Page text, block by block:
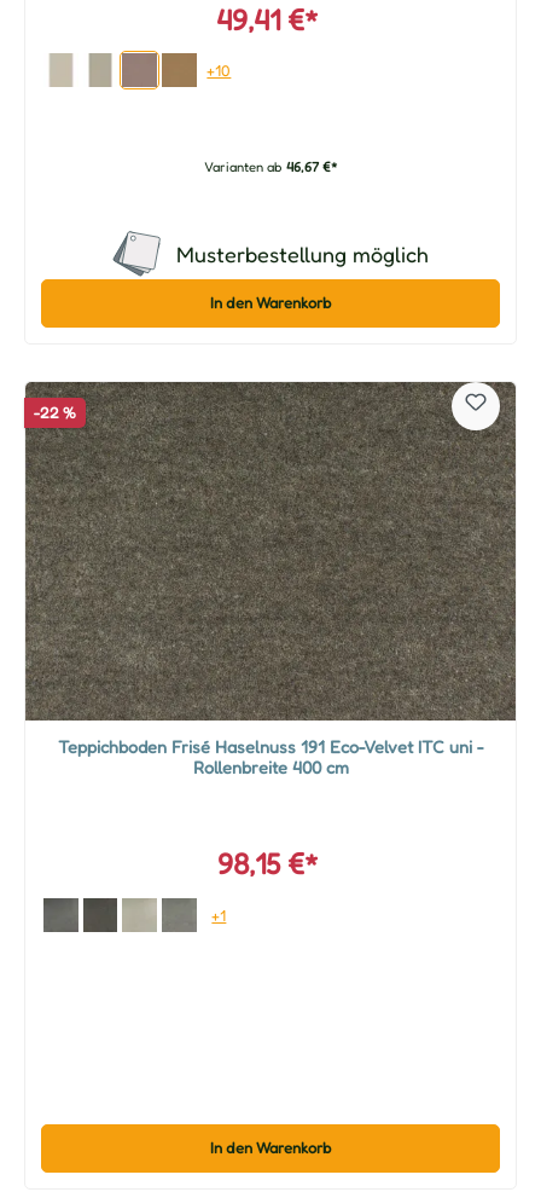
49,41 €*
+10
Varianten ab 46,67 €*
Musterbestellung möglich
In den Warenkorb
-22 %
Teppichboden Frisé Haselnuss 191 Eco-Velvet ITC uni -
Rollenbreite 400 cm
98,15 €*
+1
In den Warenkorb